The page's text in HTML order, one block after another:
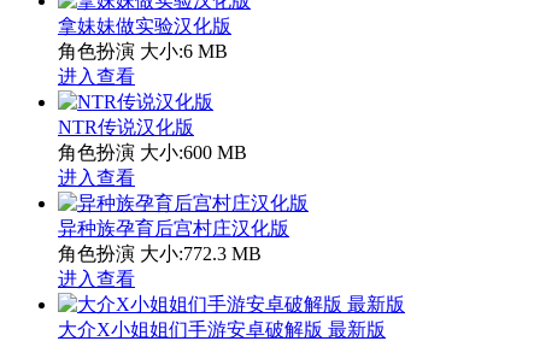
拿妹妹做实验汉化版
角色扮演 大小:6 MB
进入查看
NTR传说汉化版
角色扮演 大小:600 MB
进入查看
异种族孕育后宫村庄汉化版
角色扮演 大小:772.3 MB
进入查看
大介X小姐姐们手游安卓破解版 最新版